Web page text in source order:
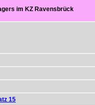
im KZ Ravensbrück
15